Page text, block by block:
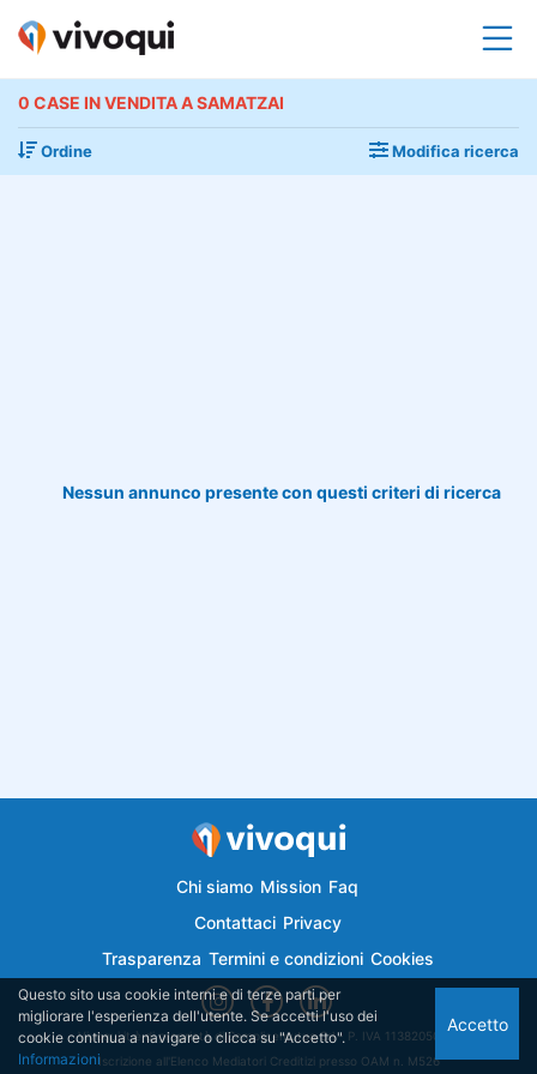
0 CASE IN VENDITA A SAMATZAI
Ordine Modifica ricerca
Nessun annunco presente con questi criteri di ricerca
Chi siamo Mission Faq
Contattaci Privacy
Trasparenza Termini e condizioni Cookies
Vivoqui.it è di proprietà di Semplicemutuo Srl - P. IVA 11382050018
Iscrizione all'Elenco Mediatori Creditizi presso OAM n. M526
Questo sito usa cookie interni e di terze parti per
migliorare l'esperienza dell'utente. Se accetti l'uso dei
cookie continua a navigare o clicca su "Accetto".
Informazioni
Accetto